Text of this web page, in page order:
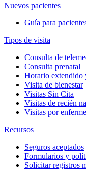
Nuevos pacientes
Guía para
Tipos de visita
Consulta de
Consulta prenatal
Horario extendido
Visita de bienestar
Visitas Sin Cita
Visitas de recién
Visitas por
Recursos
Seguros aceptados
Formularios y
Solicitar registros